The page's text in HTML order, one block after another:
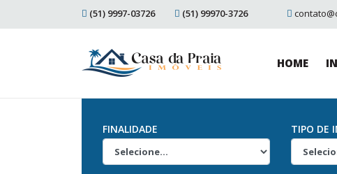
(51) 9997-03726 (51) 99970-3726
HOME
FINALIDADE TIPO DE